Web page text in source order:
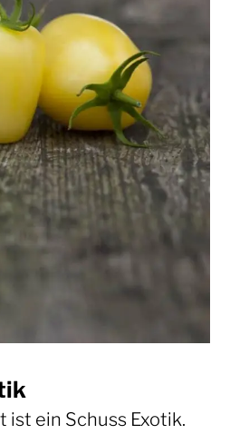
ist ein Schuss Exotik.